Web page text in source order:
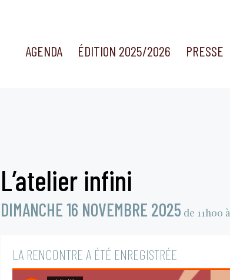
AGENDA ÉDITION 2025/2026 PRESSE
L’atelier infini
DIMANCHE 16 NOVEMBRE 2025 de 11h00
LA RENCONTRE A ÉTÉ ENREGISTRÉE